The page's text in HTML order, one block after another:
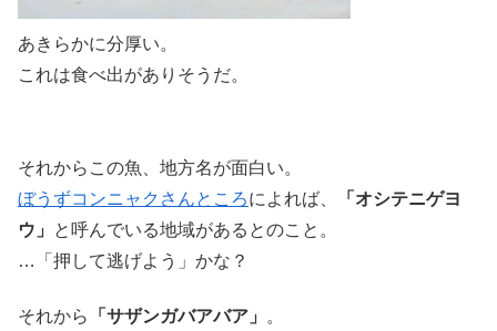
あきらかに分厚い。
これは食べ出がありそうだ。
それからこの魚、地方名が面白い。
ぼうずコンニャクさんところによれば、
「オシテニゲヨ
ウ」
と呼んでいる地域があるとのこと。
…「押して逃げよう」かな？
それから 「サザンガバアバア」
。